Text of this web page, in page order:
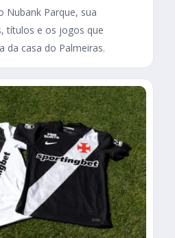
Nubank Parque, sua
títulos e os jogos que
da casa do Palmeiras.